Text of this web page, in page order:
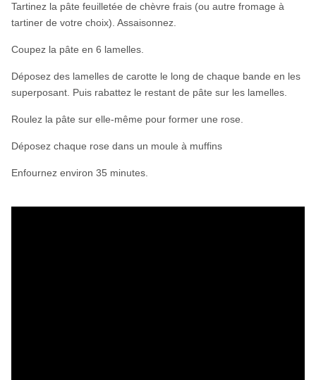
Tartinez la pâte feuilletée de chèvre frais (ou autre fromage à
tartiner de votre choix). Assaisonnez.
Coupez la pâte en 6 lamelles.
Déposez des lamelles de carotte le long de chaque bande en les
superposant. Puis rabattez le restant de pâte sur les lamelles.
Roulez la pâte sur elle-même pour former une rose.
Déposez chaque rose dans un moule à muffins
Enfournez environ 35 minutes.